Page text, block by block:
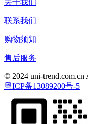
联系我们
购物须知
售后服务
© 2024 uni-trend.com.cn
粤ICP备13089200号-5